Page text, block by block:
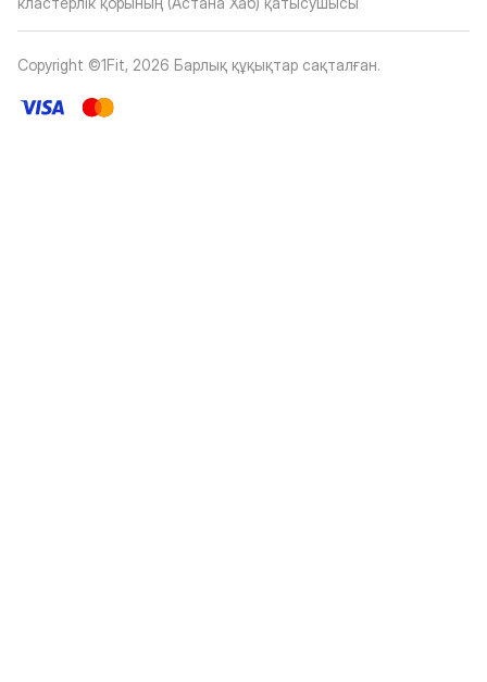
Copyright ©1Fit, 2026 Барлық құқықтар сақталған.